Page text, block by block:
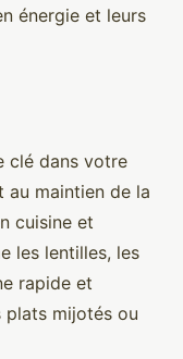
énergie et leurs
clé dans votre
maintien de la
cuisine et
les lentilles, les
rapide et
plats mijotés ou